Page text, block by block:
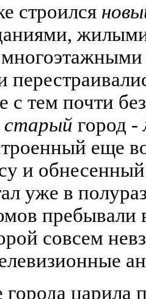
строился
с тем почти
старый город -
еще
и
уже в
пребывали
совсем
города царила